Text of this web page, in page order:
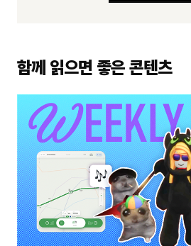
함께 읽으면 좋은 콘텐츠